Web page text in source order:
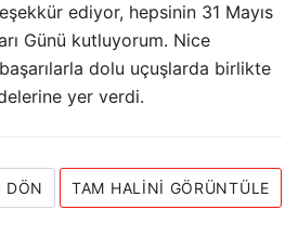
ediyor, hepsinin 31 Mayıs
Günü kutluyorum. Nice
dolu uçuşlarda birlikte
yer verdi.
DÖN TAM HALINI GÖRÜNTÜLE